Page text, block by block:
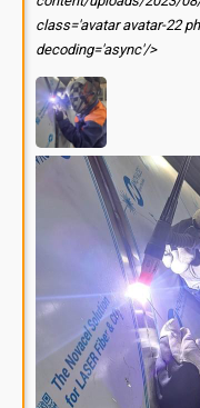
class='avatar avatar-22
decoding='async'/>